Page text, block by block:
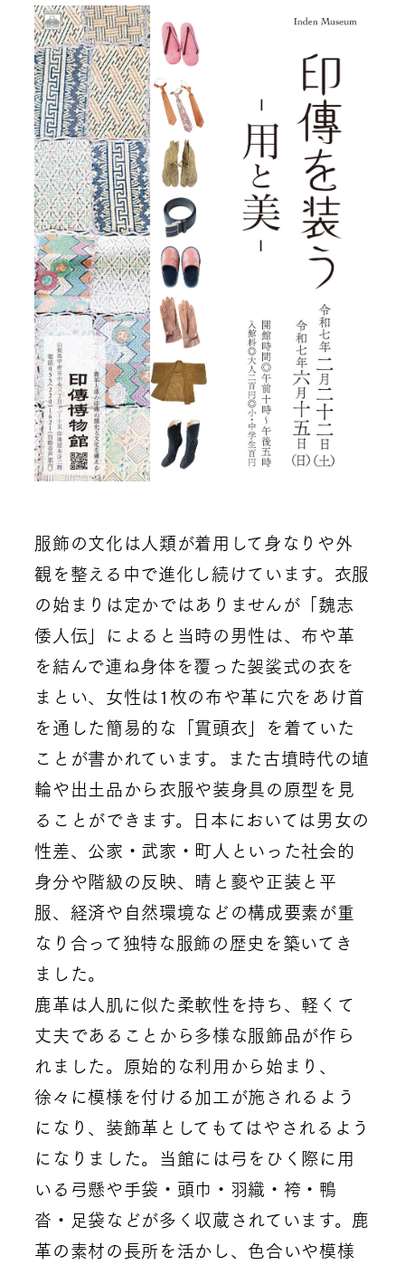
服飾の文化は人類が着用して身なりや外
観を整える中で進化し続けています。衣服
の始まりは定かではありませんが「魏志
倭人伝」によると当時の男性は、布や革
を結んで連ね身体を覆った袈裟式の衣を
まとい、女性は1枚の布や革に穴をあけ首
を通した簡易的な「貫頭衣」を着ていた
ことが書かれています。また古墳時代の埴
輪や出土品から衣服や装身具の原型を見
ることができます。日本においては男女の
性差、公家・武家・町人といった社会的
身分や階級の反映、晴と褻や正装と平
服、経済や自然環境などの構成要素が重
なり合って独特な服飾の歴史を築いてき
ました。
鹿革は人肌に似た柔軟性を持ち、軽くて
丈夫であることから多様な服飾品が作ら
れました。原始的な利用から始まり、
徐々に模様を付ける加工が施されるよう
になり、装飾革としてもてはやされるよう
になりました。当館には弓をひく際に用
いる弓懸や手袋・頭巾・羽織・袴・鴨
沓・足袋などが多く収蔵されています。鹿
革の素材の長所を活かし、色合いや模様